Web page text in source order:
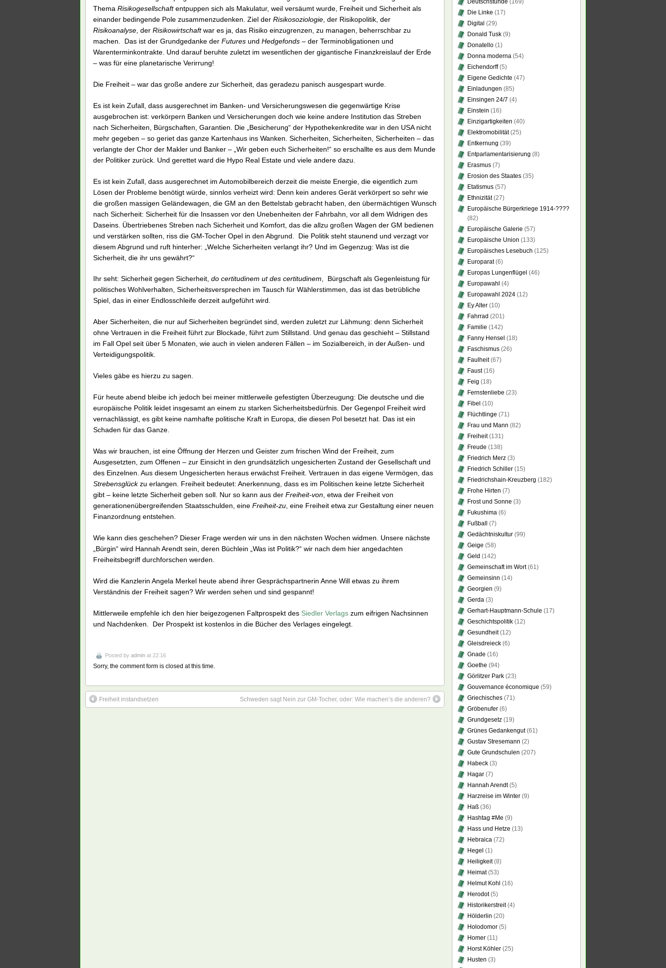
Thema Risikogesellschaftentpuppen sich als Makulatur, weil versäumt wurde, Freiheit und Sicherheit als
einander bedingende Pole zusammenzudenken. Ziel der Risikosoziologie , der Risikopolitik, der
Risikoanalyse , der Risikowirtschaftwar es ja, das Risiko einzugrenzen, zu managen, beherrschbar zu
machen. Das ist der Grundgedanke der Futures und Hedgefonds – der Terminobligationen und
Warenterminkontrakte. Und darauf beruhte zuletzt im wesentlichen der gigantische Finanzkreislauf der Erde
– was für eine planetarische Verirrung!
Die Freiheit – war das große andere zur Sicherheit, das geradezu panisch ausgespart wurde.
Es ist kein Zufall, dass ausgerechnet im Banken- und Versicherungswesen die gegenwärtige Krise
ausgebrochen ist: verkörpern Banken und Versicherungen doch wie keine andere Institution das Streben
nach Sicherheiten, Bürgschaften, Garantien. Die „Besicherung“ der Hypothekenkredite war in den USA nicht
mehr gegeben – so geriet das ganze Kartenhaus ins Wanken. Sicherheiten, Sicherheiten, Sicherheiten – das
verlangte der Chor der Makler und Banker – „Wir geben euch Sicherheiten!“ so erschallte es aus dem Munde
der Politiker zurück. Und gerettet ward die Hypo Real Estate und viele andere dazu.
Es ist kein Zufall, dass ausgerechnet im Automobilbereich derzeit die meiste Energie, die eigentlich zum
Lösen der Probleme benötigt würde, sinnlos verheizt wird: Denn kein anderes Gerät verkörpert so sehr wie
die großen massigen Geländewagen, die GM an den Bettelstab gebracht haben, den übermächtigen Wunsch
nach Sicherheit: Sicherheit für die Insassen vor den Unebenheiten der Fahrbahn, vor all dem Widrigen des
Daseins. Übertriebenes Streben nach Sicherheit und Komfort, das die allzu großen Wagen der GM bedienen
und verstärken sollten, riss die GM-Tocher Opel in den Abgrund. Die Politik steht staunend und verzagt vor
diesem Abgrund und ruft hinterher: „Welche Sicherheiten verlangt ihr? Und im Gegenzug: Was ist die
Sicherheit, die ihr uns gewährt?“
Ihr seht: Sicherheit gegen Sicherheit, do certitudinem ut des certitudinem, Bürgschaft als Gegenleistung für
politisches Wohlverhalten, Sicherheitsversprechen im Tausch für Wählerstimmen, das ist das betrübliche
Spiel, das in einer Endlosschleife derzeit aufgeführt wird.
Aber Sicherheiten, die nur auf Sicherheiten begründet sind, werden zuletzt zur Lähmung: denn Sicherheit
ohne Vertrauen in die Freiheit führt zur Blockade, führt zum Stillstand. Und genau das geschieht – Stillstand
im Fall Opel seit über 5 Monaten, wie auch in vielen anderen Fällen – im Sozialbereich, in der Außen- und
Verteidigungspolitik.
Vieles gäbe es hierzu zu sagen.
Für heute abend bleibe ich jedoch bei meiner mittlerweile gefestigten Überzeugung: Die deutsche und die
europäische Politik leidet insgesamt an einem zu starken Sicherheitsbedürfnis. Der Gegenpol Freiheit wird
vernachlässigt, es gibt keine namhafte politische Kraft in Europa, die diesen Pol besetzt hat. Das ist ein
Schaden für das Ganze.
Was wir brauchen, ist eine Öffnung der Herzen und Geister zum frischen Wind der Freiheit, zum
Ausgesetzten, zum Offenen – zur Einsicht in den grundsätzlich ungesicherten Zustand der Gesellschaft und
des Einzelnen. Aus diesem Ungesicherten heraus erwächst Freiheit. Vertrauen in das eigene Vermögen, das
Strebensglückzu erlangen. Freiheit bedeutet: Anerkennung, dass es im Politischen keine letzte Sicherheit
gibt – keine letzte Sicherheit geben soll. Nur so kann aus der Freiheit-von , etwa der Freiheit von
generationenübergreifenden Staatsschulden, eine Freiheit-zu , eine Freiheit etwa zur Gestaltung einer neuen
Finanzordnung entstehen.
Wie kann dies geschehen? Dieser Frage werden wir uns in den nächsten Wochen widmen. Unsere nächste
„Bürgin“ wird Hannah Arendt sein, deren Büchlein „Was ist Politik?“ wir nach dem hier angedachten
Freiheitsbegriff durchforschen werden.
Wird die Kanzlerin Angela Merkel heute abend ihrer Gesprächspartnerin Anne Will etwas zu ihrem
Verständnis der Freiheit sagen? Wir werden sehen und sind gespannt!
Mittlerweile empfehle ich den hier beigezogenen Faltprospekt des Siedler Verlags zum eifrigen Nachsinnen
und Nachdenken. Der Prospekt ist kostenlos in die Bücher des Verlages eingelegt.
Posted by admin at 22:16
Sorry, the comment form is closed at this time.
Freiheit instandsetzen Schweden sagt Nein zur GM-Tocher, oder: Wie machen’s die anderen?
Deutschstunde (169)
Die Linke (17)
Digital (29)
Donald Tusk (9)
Donatello (1)
Donna moderna (54)
Eichendorff(5)
Eigene Gedichte (47)
Einladungen (85)
Einsingen 24/7 (4)
Einstein (16)
Einzigartigkeiten (40)
Elektromobilität(25)
Entkernung (39)
Entparlamentarisierung (8)
Erasmus (7)
Erosion des Staates (35)
Etatismus (57)
Ethnizität(27)
Europäische Bürgerkriege 1914-????
(82)
Europäische Galerie (57)
Europäische Union (133)
Europäisches Lesebuch (125)
Europarat(6)
Europas Lungenflügel (46)
Europawahl (4)
Europawahl 2024 (12)
Ey Alter (10)
Fahrrad (201)
Familie (142)
Fanny Hensel (18)
Faschismus (26)
Faulheit(67)
Faust(16)
Feig (18)
Fernstenliebe (23)
Fibel (10)
Flüchtlinge (71)
Frau und Mann (82)
Freiheit(131)
Freude (138)
Friedrich Merz (3)
Friedrich Schiller (15)
Friedrichshain-Kreuzberg (182)
Frohe Hirten (7)
Frost und Sonne (3)
Fukushima (6)
Fußball
(7)
Gedächtniskultur (99)
Geige (58)
Geld (142)
Gemeinschaft im Wort(61)
Gemeinsinn (14)
Georgien (9)
Gerda (3)
Gerhart-Hauptmann-Schule (17)
Geschichtspolitik (12)
Gesundheit(12)
Gleisdreieck (6)
Gnade (16)
Goethe (94)
Görlitzer Park (23)
Gouvernance économique (59)
Griechisches (71)
Gröbenufer (6)
Grundgesetz (19)
Grünes Gedankengut(61)
Gustav Stresemann (2)
Gute Grundschulen (207)
Habeck (3)
Hagar (7)
Hannah Arendt(5)
Harzreise im Winter (9)
Haß (36)
Hashtag #Me (9)
Hass und Hetze (13)
Hebraica (72)
Hegel (1)
Heiligkeit(8)
Heimat(53)
Helmut Kohl (16)
Herodot(5)
Historikerstreit(4)
Hölderlin (20)
Holodomor (5)
Homer (11)
Horst Köhler (25)
Husten (3)